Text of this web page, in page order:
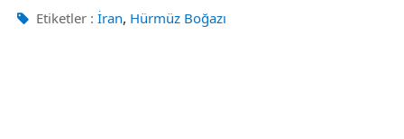
Etiketler : İran, Hürmüz Boğazı